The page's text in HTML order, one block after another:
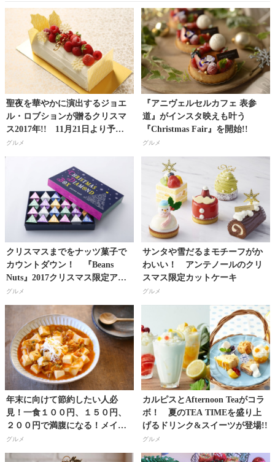
聖夜を華やかに演出するジョエ
ル・ロブションが贈るクリスマ
ス2017年!! 11月21日より予約
受付開始！
グルメ
『アニヴェルセルカフェ 表参
道』がインスタ映えも叶う
『Christmas Fair』を開始!!
グルメ
クリスマスまでをナッツ菓子で
カウントダウン！ 『Beans
Nuts』2017クリスマス限定アイ
テム発売開始!!
グルメ
サンタや雪だるまモチーフがか
わいい！ アンテノールのクリ
スマス限定カットケーキ
グルメ
年末に向けて節約したい人必
見！一食１００円、１５０円、
２００円で満腹になる！メイン
おかず3つ【料理研究家・フード
コーディネーター／河瀬璃菜
グルメ
カルピスとAfternoon Teaがコラ
ボ！ 夏のTEA TIMEを盛り上
げるドリンク&スイーツが登場!!
グルメ